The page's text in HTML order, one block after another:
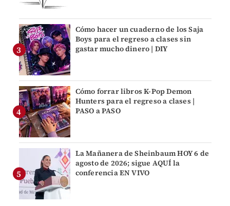
Cómo hacer un cuaderno de los Saja
Boys para el regreso a clases sin
gastar mucho dinero | DIY
Cómo forrar libros K-Pop Demon
Hunters para el regreso a clases |
PASO a PASO
La Mañanera de Sheinbaum HOY 6 de
agosto de 2026; sigue AQUÍ la
conferencia EN VIVO